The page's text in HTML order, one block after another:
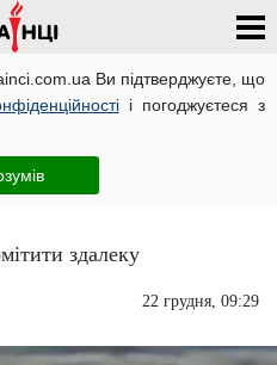
Ви підтверджуєте, що
і погоджуєтеся з
Величезний кіт
по полях і наводить
здалеку
22 грудня, 09:29